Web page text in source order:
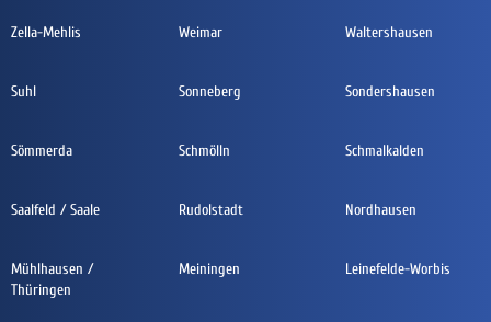
Zella-Mehlis Weimar Waltershausen
Suhl Sonneberg Sondershausen
Sömmerda Schmölln Schmalkalden
Saalfeld / Saale Rudolstadt Nordhausen
Mühlhausen /
Thüringen
Meiningen Leinefelde-Worbis